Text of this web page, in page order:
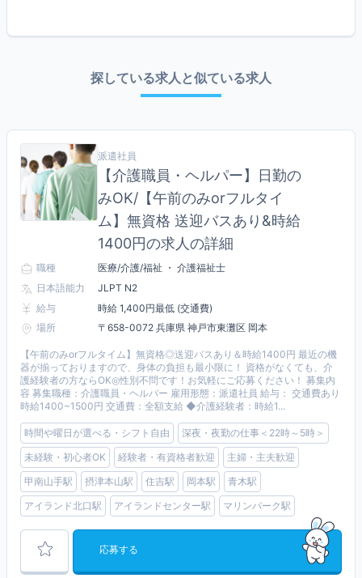
探している求人と似ている求人
派遣社員
【介護職員・ヘルパー】日勤の
みOK/【午前のみorフルタイ
ム】無資格 送迎バスあり&時給
1400円の求人の詳細
職種
医療/介護/福祉 ・ 介護福祉士
日本語能力
JLPT N2
給与
時給 1,400円最低 (交通費)
場所
〒658-0072 兵庫県 神戸市東灘区 岡本
【午前のみorフルタイム】無資格◎送迎バスあり＆時給1400円 最近の機
器が揃っておりますので、身体の負担も最小限に！ 資格がなくても、介
護経験者の方ならOK◎性別不問です！お気軽にご応募ください！ 募集内
容 募集職種：介護職員・ヘルパー 雇用形態：派遣社員 給与： 交通費あり
時給1400~1500円 交通費：全額支給 ◆介護経験者：時給1...
時間や曜日が選べる・シフト自由
深夜・夜勤の仕事＜22時～5時＞
未経験・初心者OK
経験者・有資格者歓迎
主婦・主夫歓迎
甲南山手駅
摂津本山駅 住吉駅 岡本駅
青木駅
アイランド北口駅
アイランドセンター駅 マリンパーク駅
応募する